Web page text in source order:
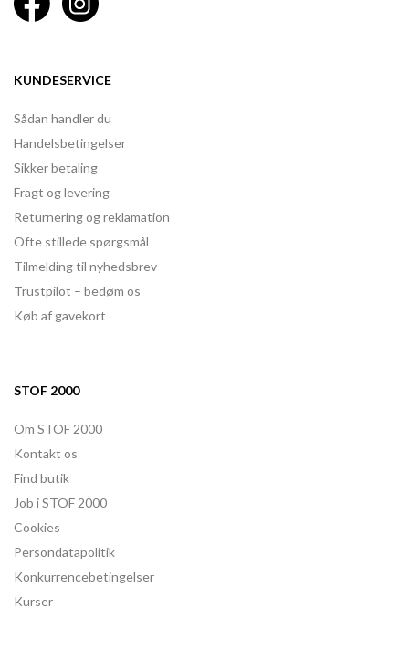
KUNDESERVICE
Sådan handler du
Handelsbetingelser
Sikker betaling
Fragt og levering
Returnering og reklamation
Ofte stillede spørgsmål
Tilmelding til nyhedsbrev
Trustpilot – bedøm os
Køb af gavekort
STOF 2000
Om STOF 2000
Kontakt os
Find butik
Job i STOF 2000
Cookies
Persondatapolitik
Konkurrencebetingelser
Kurser